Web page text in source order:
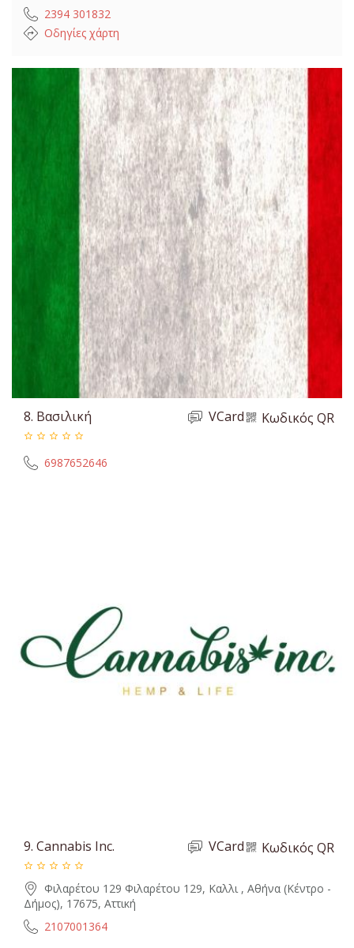
2394 301832
Οδηγίες χάρτη
8. Βασιλική Κωδικός QR
VCard
6987652646
9. Cannabis Inc. Κωδικός QR
VCard
Φιλαρέτου 129 Φιλαρέτου 129, Καλλι , Αθήνα (Κέντρο -
Δήμος), 17675, Αττική
2107001364